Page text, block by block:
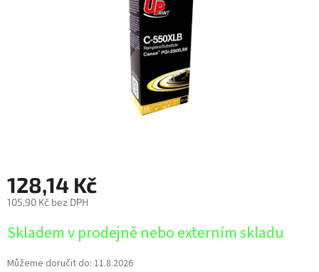
128,14 Kč
105,90 Kč bez DPH
cena:
Skladem v prodejně nebo externím skladu
Můžeme doručit do: 11.8.2026